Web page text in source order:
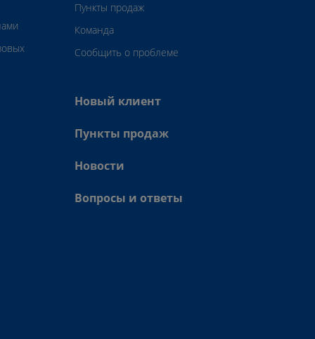
Пункты продаж
Команда
Сообщить о проблеме
Новый клиент
Пункты продаж
Новости
Вопросы и ответы